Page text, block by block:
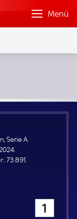
Menü
Serie A.
Z
73.891.
1